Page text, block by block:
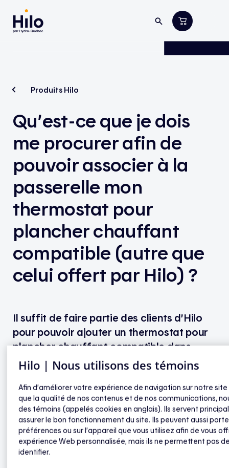
Produits Hilo
Qu’est-ce que je dois
me procurer afin de
pouvoir associer à la
passerelle mon
thermostat pour
plancher chauffant
compatible (autre que
celui offert par Hilo) ?
Il suffit de faire partie des clients d’Hilo
pour pouvoir ajouter un thermostat pour
plancher chauffant compatible dans
l’application mobile Hilo.
Si ce n’est pas encore le cas, vous pouvez vous
procurer la passerelle Hilo, qui est offerte sans frais,
et au moins un des produits proposés. Par exemple,
si vous avez un ou plusieurs thermostats pour
plinthes électriques, vous pourriez passer une
commande pour obtenir une passerelle et quelques
Hilo | Nous utilisons des témoins
Afin d’améliorer votre expérience de navigation sur notre site
que la qualité de nos contenus et de nos communications,
des témoins (appelés cookies en anglais). Ils servent
assurer le bon fonctionnement du site. Ils peuvent aussi
préférences ou sur l’appareil que vous utilisez afin de vous
expérience Web personnalisée, mais ils ne permettent pas
identifier.